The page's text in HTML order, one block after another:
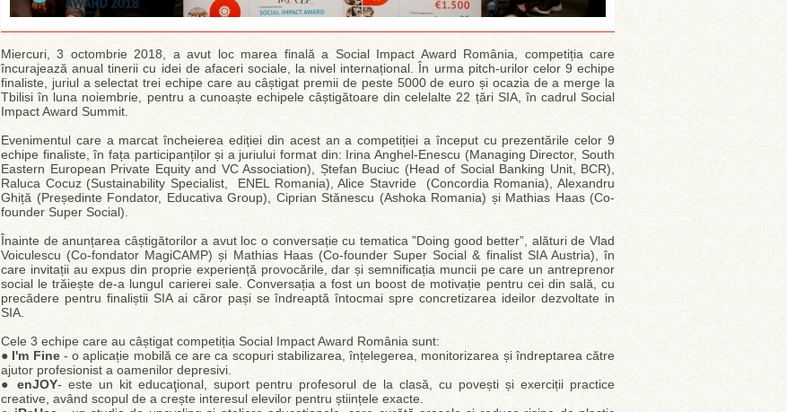
Miercuri, 3 octombrie 2018, a avut loc marea finală a Social Impact Award România, competiția care
încurajează anual tinerii cu idei de afaceri sociale, la nivel internațional. În urma pitch-urilor celor 9 echipe
finaliste, juriul a selectat trei echipe care au câștigat premii de peste 5000 de euro și ocazia de a merge la
Tbilisi în luna noiembrie, pentru a cunoaște echipele câștigătoare din celelalte 22 țări SIA, în cadrul Social
Impact Award Summit.
Evenimentul care a marcat încheierea ediției din acest an a competiției a început cu prezentările celor 9
echipe finaliste, în fața participanților și a juriului format din: Irina Anghel-Enescu (Managing Director, South
Eastern European Private Equity and VC Association), Ștefan Buciuc (Head of Social Banking Unit, BCR),
Raluca Cocuz (Sustainability Specialist, ENEL Romania), Alice Stavride (Concordia Romania), Alexandru
Ghiță (Președinte Fondator, Educativa Group), Ciprian Stănescu (Ashoka Romania) și Mathias Haas (Co-
founder Super Social).
Înainte de anunțarea câștigătorilor a avut loc o conversație cu tematica ”Doing good better”, alături de Vlad
Voiculescu (Co-fondator MagiCAMP) și Mathias Haas (Co-founder Super Social & finalist SIA Austria), în
care invitații au expus din proprie experiență provocările, dar și semnificația muncii pe care un antreprenor
social le trăiește de-a lungul carierei sale. Conversația a fost un boost de motivație pentru cei din sală, cu
precădere pentru finaliștii SIA ai căror pași se îndreaptă întocmai spre concretizarea ideilor dezvoltate in
SIA.
Cele 3 echipe care au câștigat competiția Social Impact Award România sunt:
● I'm Fine- o aplicație mobilă ce are ca scopuri stabilizarea, înțelegerea, monitorizarea și îndreptarea către
ajutor profesionist a oamenilor depresivi.
● enJOY- este un kit educaţional, suport pentru profesorul de la clasă, cu povești și exerciții practice
creative, având scopul de a crește interesul elevilor pentru științele exacte.